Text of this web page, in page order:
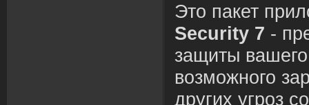
Это пакет
Security 7 -
защиты
возможного
других угроз